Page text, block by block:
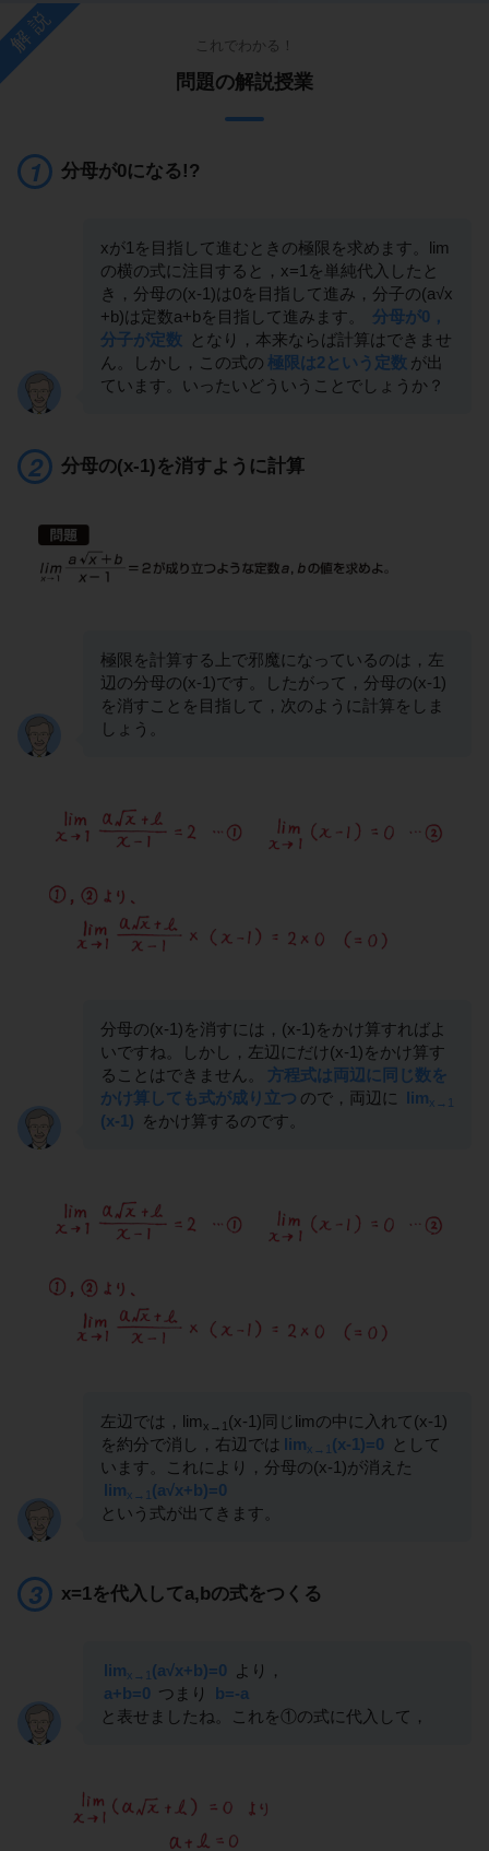
解説 これでわかる！
問題の解説授業
分母が0になる!?
xが1を目指して進むときの極限を求めます。lim
の横の式に注目すると，x=1を単純代入したと
き，分母の(x-1)は0を目指して進み，分子の(a√x
+b)は定数a+bを目指して進みます。
分母が0，
分子が定数 となり，本来ならば計算はできませ
ん。しかし，この式の 極限は2という定数 が出
ています。いったいどういうことでしょうか？
分母の(x-1)を消すように計算
極限を計算する上で邪魔になっているのは，左
辺の分母の(x-1)です。したがって，分母の(x-1)
を消すことを目指して，次のように計算をしま
しょう。
分母の(x-1)を消すには，(x-1)をかけ算すればよ
いですね。しかし，左辺にだけ(x-1)をかけ算す
ることはできません。
方程式は両辺に同じ数を
かけ算しても式が成り立つ ので，両辺に limx→1
(x-1) をかけ算するのです。
左辺では，lim x→1 (x-1)同じlimの中に入れて(x-1)
を約分で消し，右辺では limx→1 (x-1)=0 として
います。これにより，分母の(x-1)が消えた
limx→1 (a√x+b)=0
という式が出てきます。
x=1を代入してa,bの式をつくる
limx→1 (a√x+b)=0 より，
a+b=0 つまり
b=-a
と表せましたね。これを①の式に代入して，